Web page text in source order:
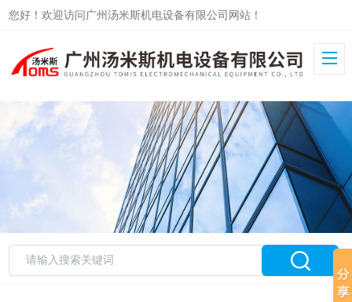
您好！欢迎访问广州汤米斯机电设备有限公司网站！